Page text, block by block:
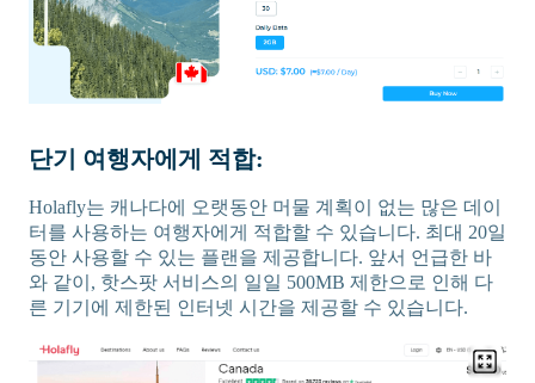
단기 여행자에게 적합:
Holafly는 캐나다에 오랫동안 머물 계획이 없는 많은 데이
터를 사용하는 여행자에게 적합할 수 있습니다. 최대 20일
동안 사용할 수 있는 플랜을 제공합니다. 앞서 언급한 바
와 같이, 핫스팟 서비스의 일일 500MB 제한으로 인해 다
른 기기에 제한된 인터넷 시간을 제공할 수 있습니다.